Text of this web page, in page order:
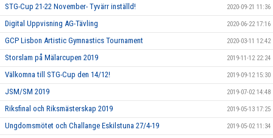
STG-Cup 21-22 November- Tyvärr inställd! 2020-09-21 11:36
Digital Uppvisning AG-Tävling 2020-06-22 17:16
GCP Lisbon Artistic Gymnastics Tournament 2020-03-11 12:42
Storslam på Mälarcupen 2019 2019-11-12 22:24
Välkomna till STG-Cup den 14/12! 2019-09-12 15:30
JSM/SM 2019 2019-07-02 14:48
Riksfinal och Riksmästerskap 2019 2019-05-13 17:25
Ungdomsmötet och Challange Eskilstuna 27/4-19 2019-05-02 11:34